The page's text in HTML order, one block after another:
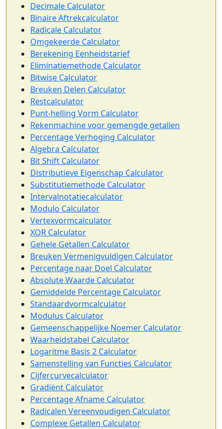
Decimale Calculator
Binaire Aftrekcalculator
Radicale Calculator
Omgekeerde Calculator
Berekening Eenheidstarief
Eliminatiemethode Calculator
Bitwise Calculator
Breuken Delen Calculator
Restcalculator
Punt-helling Vorm Calculator
Rekenmachine voor gemengde getallen
Percentage Verhoging Calculator
Algebra Calculator
Bit Shift Calculator
Distributieve Eigenschap Calculator
Substitutiemethode Calculator
Intervalnotatiecalculator
Modulo Calculator
Vertexvormcalculator
XOR Calculator
Gehele Getallen Calculator
Breuken Vermenigvuldigen Calculator
Percentage naar Doel Calculator
Absolute Waarde Calculator
Gemiddelde Percentage Calculator
Standaardvormcalculator
Modulus Calculator
Gemeenschappelijke Noemer Calculator
Waarheidstabel Calculator
Logaritme Basis 2 Calculator
Samenstelling van Functies Calculator
Cijfercurvecalculator
Gradiënt Calculator
Percentage Afname Calculator
Radicalen Vereenvoudigen Calculator
Complexe Getallen Calculator